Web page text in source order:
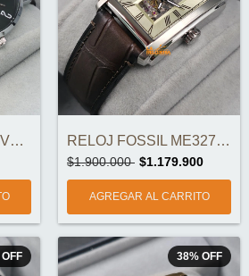
RELOJ CASIO MTP-VT01L-1B2UDF ORIGINAL RELOJ FOSSIL ME3272 AUTOMÁTICO ORIGINAL
$1.900.000 $1.179.900
OFF 38% OFF